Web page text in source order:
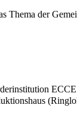
Thema der